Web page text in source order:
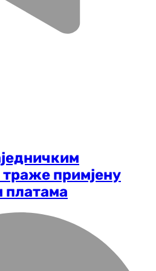
траже примјену
платама